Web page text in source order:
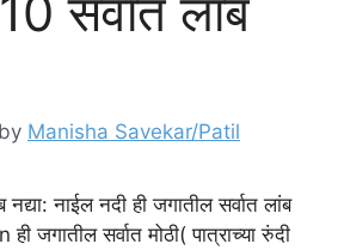
सर्वात लांब
by Manisha Savekar/Patil
नाईल नदी ही जगातील सर्वात लांब
जगातील सर्वात मोठी( पात्राच्या रुंदी